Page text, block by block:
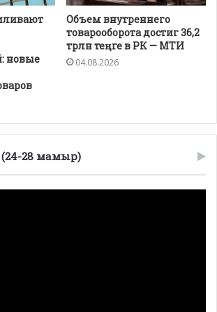
новые
Объем внутреннего
товарооборота достиг 36,2
трлн теңге в РК — МТИ
04.08.2026
28 мамыр)